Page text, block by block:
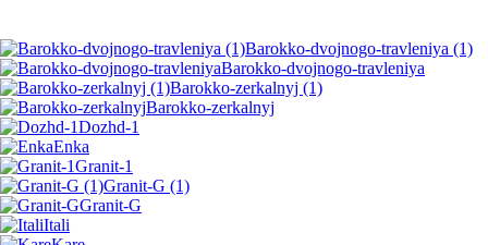
Barokko-dvojnogo-travleniya (1)
Barokko-dvojnogo-travleniya
Barokko-zerkalnyj (1)
Barokko-zerkalnyj
Dozhd-1
Enka
Granit-1
Granit-G (1)
Granit-G
Itali